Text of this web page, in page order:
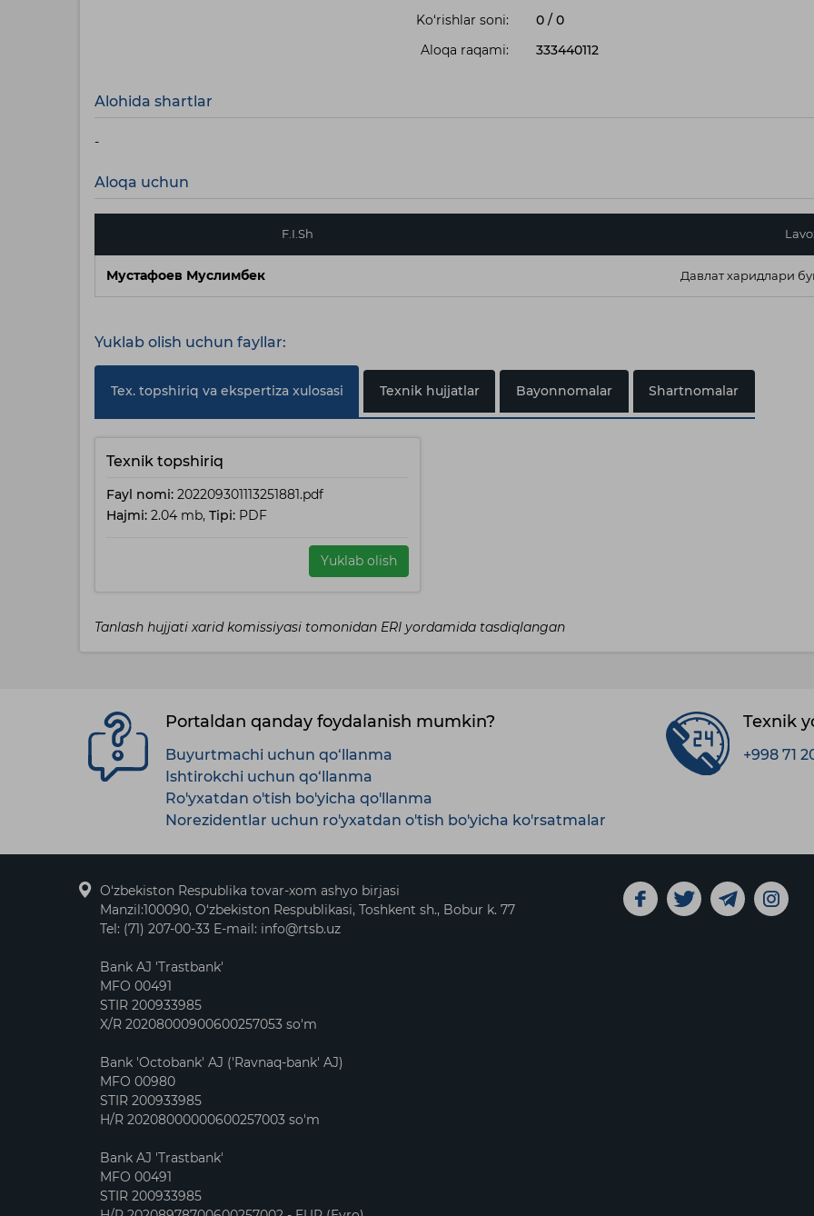
Ko‘rishlar soni:
0/ 0
Aloqa raqami:
333440112
Alohida shartlar
-
Aloqa uchun
F.I.Sh
Мустафоев Муслимбек Давлат харидлари
Yuklab olish uchun fayllar:
Tex. topshiriq va ekspertiza xulosasi Texnik hujjatlar Bayonnomalar Shartnomalar
Texnik topshiriq
Fayl nomi: 202209301113251881.pdf
Hajmi: 2.04 mb, Tipi: PDF
Yuklab olish
Tanlash hujjati xarid komissiyasi tomonidan ERI yordamida tasdiqlangan
Portaldan qanday foydalanish mumkin?
Buyurtmachi uchun qo‘llanma
Ishtirokchi uchun qo‘llanma
Ro'yxatdan o'tish bo'yicha qo'llanma
Norezidentlar uchun ro'yxatdan o'tish bo'yicha ko'rsatmalar
Texnik
+998 71
O‘zbekiston Respublika tovar-xom ashyo birjasi
Manzil:100090, O‘zbekiston Respublikasi, Toshkent sh., Bobur k. 77
Tel: (71) 207-00-33 E-mail: info@rtsb.uz
Bank AJ 'Trastbank'
MFO 00491
STIR 200933985
X/R 20208000900600257053 so'm
Bank 'Octobank' AJ ('Ravnaq-bank' AJ)
MFO 00980
STIR 200933985
H/R 20208000000600257003 so'm
Bank AJ 'Trastbank'
MFO 00491
STIR 200933985